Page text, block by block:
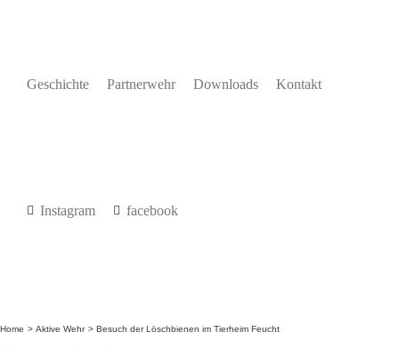
Geschichte Partnerwehr Downloads Kontakt
Instagram facebook
Home Aktive Wehr Besuch der Löschbienen im Tierheim Feucht